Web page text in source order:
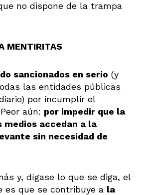
no dispone de la trampa
MENTIRITAS
sancionados en serio (y
las entidades públicas
por incumplir el
aún: por impedir que la
medios accedan a la
sin necesidad de
y, dígase lo que se diga, el
es que se contribuye a la